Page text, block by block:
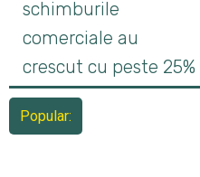
schimburile
comerciale au
crescut cu peste 25%
Popular: